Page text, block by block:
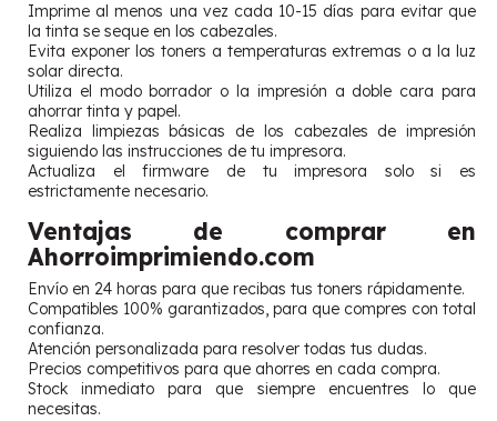
Imprime al menos una vez cada 10-15 días para evitar que
la tinta se seque en los cabezales.
Evita exponer los toners a temperaturas extremas o a la luz
solar directa.
Utiliza el modo borrador o la impresión a doble cara para
ahorrar tinta y papel.
Realiza limpiezas básicas de los cabezales de impresión
siguiendo las instrucciones de tu impresora.
Actualiza el firmware de tu impresora solo si es
estrictamente necesario.
Ventajas de comprar en
Ahorroimprimiendo.com
Envío en 24 horas para que recibas tus toners rápidamente.
Compatibles 100% garantizados, para que compres con total
confianza.
Atención personalizada para resolver todas tus dudas.
Precios competitivos para que ahorres en cada compra.
Stock inmediato para que siempre encuentres lo que
necesitas.